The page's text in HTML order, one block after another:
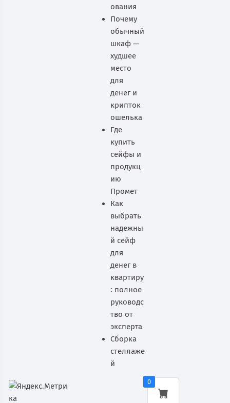
ования
Почему
обычный
шкаф —
худшее
место
для
денег и
крипток
ошелька
Где
купить
сейфы и
продукц
ию
Промет
Как
выбрать
надежны
й сейф
для
денег в
квартиру
: полное
руководс
тво от
эксперта
Сборка
стеллаже
й
0